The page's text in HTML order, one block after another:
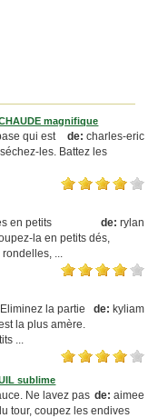
magnifique
de: charles-eric
qui est
les. Battez les
de: rylan
en petits
la en petits dés,
...
de: kyliam
la partie
la plus amère.
...
sublime
de: aimee
Ne lavez pas
tour, coupez les endives